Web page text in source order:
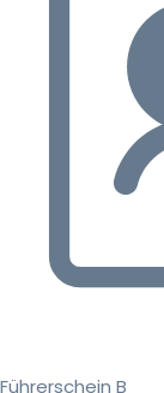
Führerschein B